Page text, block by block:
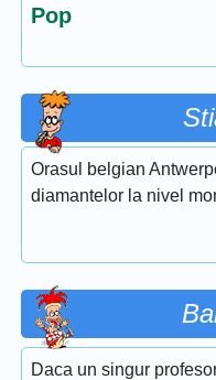
Pop
Orasul belgian
diamantelor la nivel
Daca un singur